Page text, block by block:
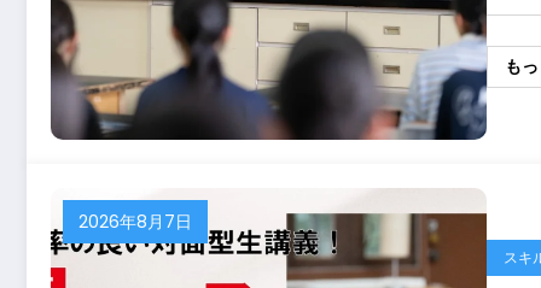
も
2026年8月7日
スキ